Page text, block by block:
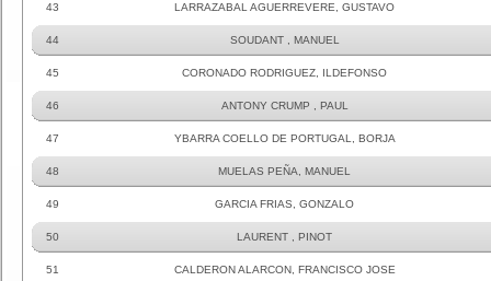
43 LARRAZABAL AGUERREVERE, GUSTAVO
44 SOUDANT , MANUEL
45 CORONADO RODRIGUEZ, ILDEFONSO
46 ANTONY CRUMP , PAUL
47 YBARRA COELLO DE PORTUGAL, BORJA
48 MUELAS PEÑA, MANUEL
49 GARCIA FRIAS, GONZALO
50 LAURENT , PINOT
51 CALDERON ALARCON, FRANCISCO JOSE